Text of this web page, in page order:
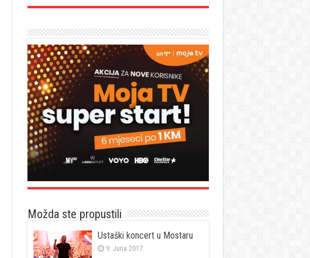
Možda ste propustili
Ustaški koncert u Mostaru
9. Juna 2017.